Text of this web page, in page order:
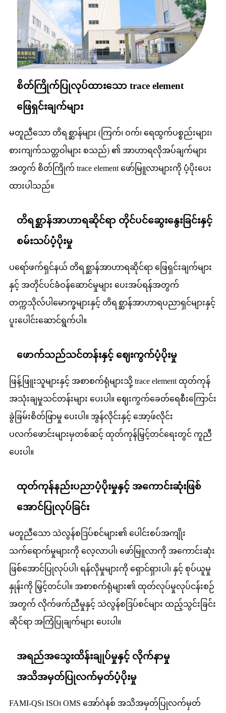
စိတ်ကြိုက်ပြုလုပ်ထားသော trace element
ဖြေရှင်းချက်များ
မတူညီသော တိရစ္ဆာန်များ (ကြက်၊ ဝက်၊ ရေထွက်ပစ္စည်းများ၊
စားကျက်သတ္တဝါများ စသည်) ၏ အာဟာရလိုအပ်ချက်များ
အတွက် စိတ်ကြိုက် trace element ဖော်မြူလာများကို ပံ့ပိုးပေး
ထားပါသည်။
တိရစ္ဆာန်အာဟာရဆိုင်ရာ တိုင်ပင်ဆွေးနွေးခြင်းနှင့်
စမ်းသပ်ပံ့ပိုးမှု
ပရော်ဖက်ရှင်နယ် တိရစ္ဆာန်အာဟာရဆိုင်ရာ ဖြေရှင်းချက်များ
နှင့် အတိုင်ပင်ခံဝန်ဆောင်မှုများ ပေးအပ်ရန်အတွက်
တက္ကသိုလ်ပါမောက္ခများနှင့် တိရစ္ဆာန်အာဟာရပညာရှင်များနှင့်
ပူးပေါင်းဆောင်ရွက်ပါ။
ဖောက်သည်သင်တန်းနှင့် ဈေးကွက်ပံ့ပိုးမှု
ဖြန့်ဖြူးသူများနှင့် အစာစက်ရုံများသို့ trace element ထုတ်ကုန်
အသုံးချမှုသင်တန်းများ ပေးပါ။ ဈေးကွက်ခေတ်ရေစီးကြောင်း
ခွဲခြမ်းစိတ်ဖြာမှု ပေးပါ။ အွန်လိုင်းနှင့် အော့ဖ်လိုင်း
ပလက်ဖောင်းများမှတစ်ဆင့် ထုတ်ကုန်မြှင့်တင်ရေးတွင် ကူညီ
ပေးပါ။
ထုတ်ကုန်နည်းပညာပံ့ပိုးမှုနှင့် အကောင်းဆုံးဖြစ်
အောင်ပြုလုပ်ခြင်း
မတူညီသော သဲလွန်စဒြပ်စင်များ၏ ပေါင်းစပ်အကျိုး
သက်ရောက်မှုများကို လေ့လာပါ၊ ဖော်မြူလာကို အကောင်းဆုံး
ဖြစ်အောင်ပြုလုပ်ပါ၊ ရန်လိုမှုများကို ရှောင်ရှားပါ၊ နှင့် စုပ်ယူမှု
နှုန်းကို မြှင့်တင်ပါ။ အစာစက်ရုံများ၏ ထုတ်လုပ်မှုလုပ်ငန်းစဉ်
အတွက် လိုက်ဖက်ညီမှုနှင့် သဲလွန်စဒြပ်စင်များ ထည့်သွင်းခြင်း
ဆိုင်ရာ အကြံပြုချက်များ ပေးပါ။
အရည်အသွေးထိန်းချုပ်မှုနှင့် လိုက်နာမှု
အသိအမှတ်ပြုလက်မှတ်ပံ့ပိုးမှု
FAMI-QS၊ ISO၊ OMS အော်ဂဲနစ် အသိအမှတ်ပြုလက်မှတ်